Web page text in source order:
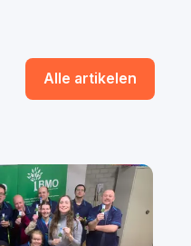
Alle artikelen